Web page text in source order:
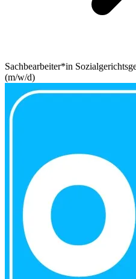
Sachbearbeiter*in
(m/w/d)